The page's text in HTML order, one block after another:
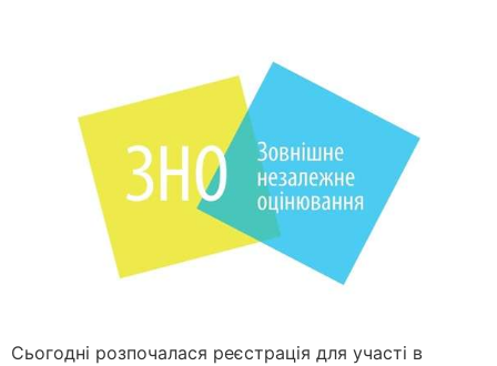
Сьогодні розпочалася реєстрація для участі в